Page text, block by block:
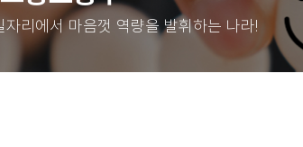
리에서 마음껏 역량을 발휘하는 나라!